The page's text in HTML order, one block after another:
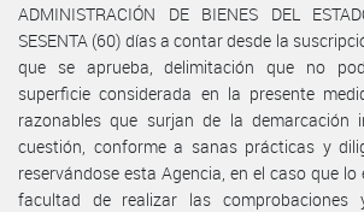
ADMINISTRACIÓN DE BIENES DEL
SESENTA (60) días a contar desde la
que se aprueba, delimitación que no
superficie considerada en la presente
razonables que surjan de la demarcación
cuestión, conforme a sanas prácticas y
reservándose esta Agencia, en el caso que
facultad de realizar las comprobaciones